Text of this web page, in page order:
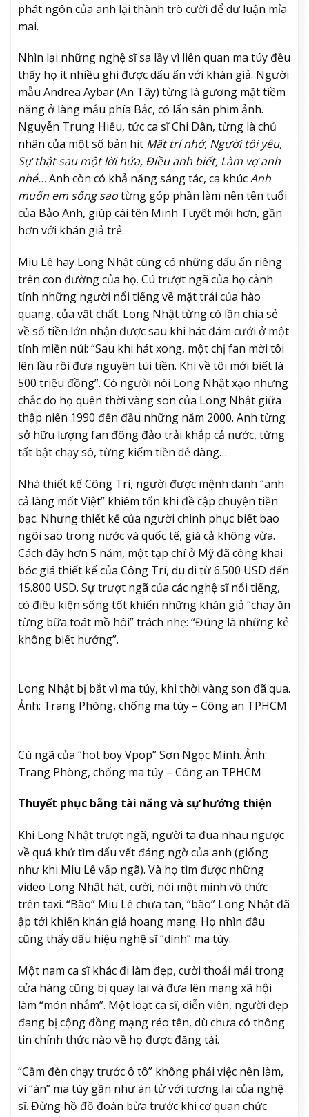
phát ngôn của anh lại thành trò cười để dư luận mỉa
mai.
Nhìn lại những nghệ sĩ sa lầy vì liên quan ma túy đều
thấy họ ít nhiều ghi được dấu ấn với khán giả. Người
mẫu Andrea Aybar (An Tây) từng là gương mặt tiềm
năng ở làng mẫu phía Bắc, có lấn sân phim ảnh.
Nguyễn Trung Hiếu, tức ca sĩ Chi Dân, từng là chủ
nhân của một số bản hit Mất trí nhớ, Người tôi yêu,
Sự thật sau một lời hứa, Điều anh biết, Làm vợ anh
nhé…Anh còn có khả năng sáng tác, ca khúcAnh
muốn em sống saotừng góp phần làm nên tên tuổi
của Bảo Anh, giúp cái tên Minh Tuyết mới hơn, gần
hơn với khán giả trẻ.
Miu Lê hay Long Nhật cũng có những dấu ấn riêng
trên con đường của họ. Cú trượt ngã của họ cảnh
tỉnh những người nổi tiếng về mặt trái của hào
quang, của vật chất. Long Nhật từng có lần chia sẻ
về số tiền lớn nhận được sau khi hát đám cưới ở một
tỉnh miền núi: “Sau khi hát xong, một chị fan mời tôi
lên lầu rồi đưa nguyên túi tiền. Khi về tôi mới biết là
500 triệu đồng”. Có người nói Long Nhật xạo nhưng
chắc do họ quên thời vàng son của Long Nhật giữa
thập niên 1990 đến đầu những năm 2000. Anh từng
sở hữu lượng fan đông đảo trải khắp cả nước, từng
tất bật chạy sô, từng kiếm tiền dễ dàng…
Nhà thiết kế Công Trí, người được mệnh danh “anh
cả làng mốt Việt” khiêm tốn khi đề cập chuyện tiền
bạc. Nhưng thiết kế của người chinh phục biết bao
ngôi sao trong nước và quốc tế, giá cả không vừa.
Cách đây hơn 5 năm, một tạp chí ở Mỹ đã công khai
bóc giá thiết kế của Công Trí, du di từ 6.500 USD đến
15.800 USD. Sự trượt ngã của các nghệ sĩ nổi tiếng,
có điều kiện sống tốt khiến những khán giả “chạy ăn
từng bữa toát mồ hôi” trách nhẹ: “Đúng là những kẻ
không biết hưởng”.
Long Nhật bị bắt vì ma túy, khi thời vàng son đã qua.
Ảnh: Trang Phòng, chống ma túy – Công an TPHCM
Cú ngã của “hot boy Vpop” Sơn Ngọc Minh. Ảnh:
Trang Phòng, chống ma túy – Công an TPHCM
Thuyết phục bằng tài năng và sự hướng thiện
Khi Long Nhật trượt ngã, người ta đua nhau ngược
về quá khứ tìm dấu vết đáng ngờ của anh (giống
như khi Miu Lê vấp ngã). Và họ tìm được những
video Long Nhật hát, cười, nói một mình vô thức
trên taxi. “Bão” Miu Lê chưa tan, “bão” Long Nhật đã
ập tới khiến khán giả hoang mang. Họ nhìn đâu
cũng thấy dấu hiệu nghệ sĩ “dính” ma túy.
Một nam ca sĩ khác đi làm đẹp, cười thoải mái trong
cửa hàng cũng bị quay lại và đưa lên mạng xã hội
làm “món nhắm”. Một loạt ca sĩ, diễn viên, người đẹp
đang bị cộng đồng mạng réo tên, dù chưa có thông
tin chính thức nào về họ được đăng tải.
“Cầm đèn chạy trước ô tô” không phải việc nên làm,
vì “án” ma túy gần như án tử với tương lai của nghệ
sĩ. Đừng hồ đồ đoán bừa trước khi cơ quan chức